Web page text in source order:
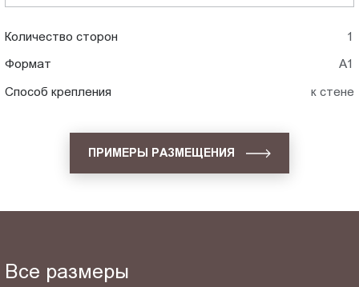
Количество сторон 1
Формат А1
Способ крепления к стене
ПРИМЕРЫ РАЗМЕЩЕНИЯ
Все размеры